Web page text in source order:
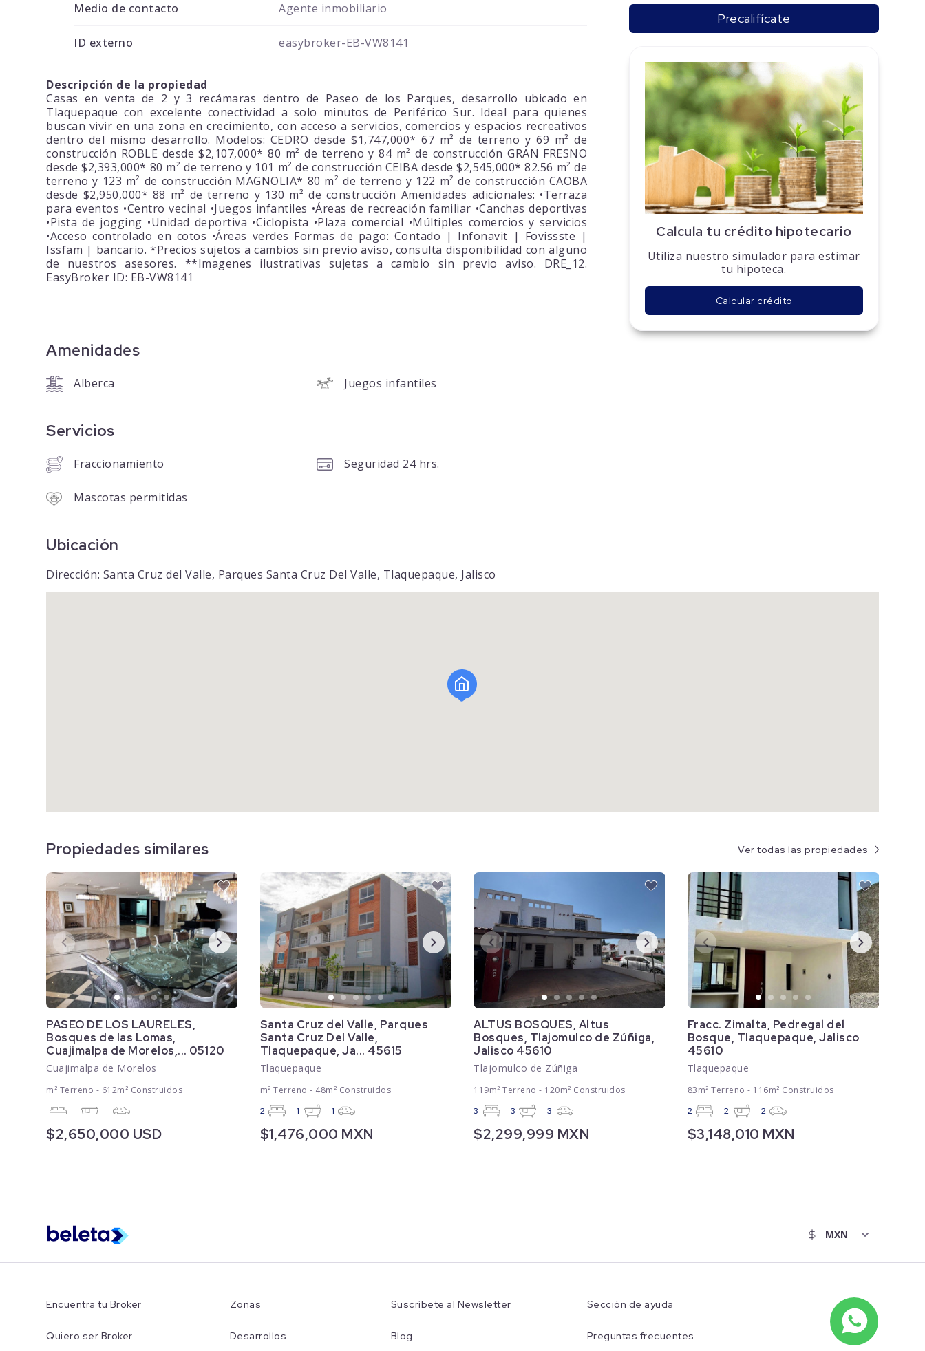
Medio de contacto Agente inmobiliario
ID externo easybroker-EB-VW8141
Descripción de la propiedad
Casas en venta de 2 y 3 recámaras dentro de Paseo de los Parques, desarrollo ubicado en
Tlaquepaque con excelente conectividad a solo minutos de Periférico Sur. Ideal para quienes
buscan vivir en una zona en crecimiento, con acceso a servicios, comercios y espacios recreativos
dentro del mismo desarrollo. Modelos: CEDRO desde $1,747,000* 67 m² de terreno y 69 m² de
construcción ROBLE desde $2,107,000* 80 m² de terreno y 84 m² de construcción GRAN FRESNO
desde $2,393,000* 80 m² de terreno y 101 m² de construcción CEIBA desde $2,545,000* 82.56 m² de
terreno y 123 m² de construcción MAGNOLIA* 80 m² de terreno y 122 m² de construcción CAOBA
desde $2,950,000* 88 m² de terreno y 130 m² de construcción Amenidades adicionales: •Terraza
para eventos •Centro vecinal •Juegos infantiles •Áreas de recreación familiar •Canchas deportivas
•Pista de jogging •Unidad deportiva •Ciclopista •Plaza comercial •Múltiples comercios y servicios
•Acceso controlado en cotos •Áreas verdes Formas de pago: Contado | Infonavit | Fovissste |
Issfam | bancario. *Precios sujetos a cambios sin previo aviso, consulta disponibilidad con alguno
de nuestros asesores. **Imagenes ilustrativas sujetas a cambio sin previo aviso. DRE_12.
EasyBroker ID: EB-VW8141
Precalifícate
Calcula tu crédito hipotecario
Utiliza nuestro simulador para estimar
tu hipoteca.
Calcular crédito
Amenidades
Alberca Juegos infantiles
Servicios
Fraccionamiento Seguridad 24 hrs.
Mascotas permitidas
Ubicación
Dirección: Santa Cruz del Valle, Parques Santa Cruz Del Valle, Tlaquepaque, Jalisco
Propiedades similares
PASEO DE LOS LAURELES,
Bosques de las Lomas,
Cuajimalpa de Morelos,... 05120
Cuajimalpa de Morelos
m² Terreno - 612m² Construidos
$2,650,000 USD
Santa Cruz del Valle, Parques
Santa Cruz Del Valle,
Tlaquepaque, Ja... 45615
Tlaquepaque
m² Terreno - 48m² Construidos
2 1 1
$1,476,000 MXN
ALTUS BOSQUES, Altus
Bosques, Tlajomulco de Zúñiga,
Jalisco 45610
Tlajomulco de Zúñiga
119m² Terreno - 120m² Construidos
3 3 3
$2,299,999 MXN
Fracc. Zimalta, Pedregal del
Bosque, Tlaquepaque, Jalisco
45610
Tlaquepaque
83m² Terreno - 116m² Construidos
2 2 2
$3,148,010 MXN
Ver todas las propiedades
Encuentra tu Broker
Quiero ser Broker
Zonas
Desarrollos
Suscríbete al Newsletter
Blog
Sección de ayuda
Preguntas frecuentes